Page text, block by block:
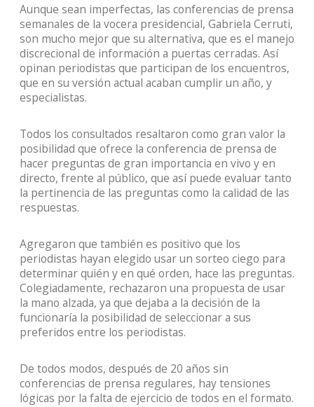
Aunque sean imperfectas, las conferencias de prensa
semanales de la vocera presidencial, Gabriela Cerruti,
son mucho mejor que su alternativa, que es el manejo
discrecional de información a puertas cerradas. Así
opinan periodistas que participan de los encuentros,
que en su versión actual acaban cumplir un año, y
especialistas.
Todos los consultados resaltaron como gran valor la
posibilidad que ofrece la conferencia de prensa de
hacer preguntas de gran importancia en vivo y en
directo, frente al público, que así puede evaluar tanto
la pertinencia de las preguntas como la calidad de las
respuestas.
Agregaron que también es positivo que los
periodistas hayan elegido usar un sorteo ciego para
determinar quién y en qué orden, hace las preguntas.
Colegiadamente, rechazaron una propuesta de usar
la mano alzada, ya que dejaba a la decisión de la
funcionaría la posibilidad de seleccionar a sus
preferidos entre los periodistas.
De todos modos, después de 20 años sin
conferencias de prensa regulares, hay tensiones
lógicas por la falta de ejercicio de todos en el formato.